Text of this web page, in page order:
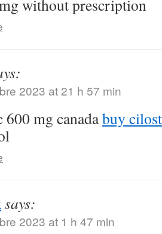
without prescription
2023 at 21 h 57 min
600 mg canadabuy
says:
2023 at 1 h 47 min